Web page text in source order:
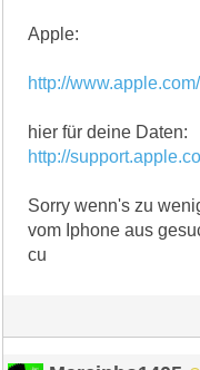
Apple:
http://
hier für deine Daten:
http://
Sorry wenn's zu
vom Iphone aus
cu